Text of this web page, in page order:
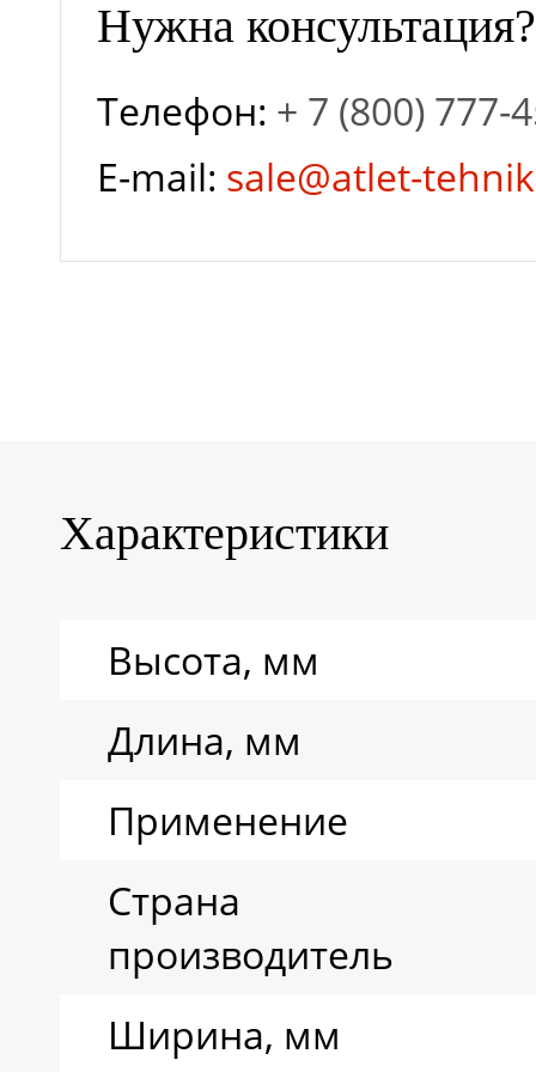
Ширина х Высота),
мм
дистиллированной
Тип аккумулятора
Нужна консультация?
Телефон: + 7 (800) 777-
E-mail: sale@atlet-
Характеристики
Высота, мм
Длина, мм
Применение
Страна
производитель
Ширина, мм